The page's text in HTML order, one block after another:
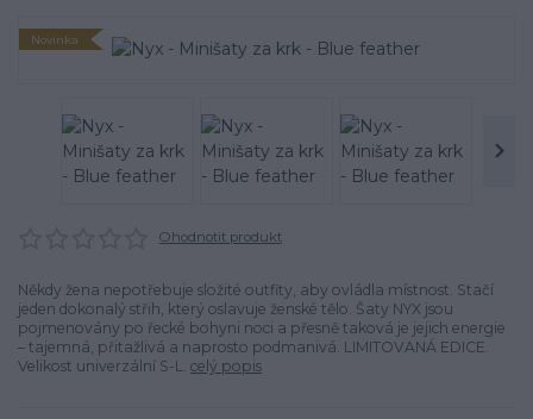
Novinka
Ohodnotit produkt
Někdy žena nepotřebuje složité outfity, aby ovládla místnost. Stačí
jeden dokonalý střih, který oslavuje ženské tělo. Šaty NYX jsou
pojmenovány po řecké bohyni noci a přesně taková je jejich energie
– tajemná, přitažlivá a naprosto podmanivá. LIMITOVANÁ EDICE.
Velikost univerzální S-L. celý popis